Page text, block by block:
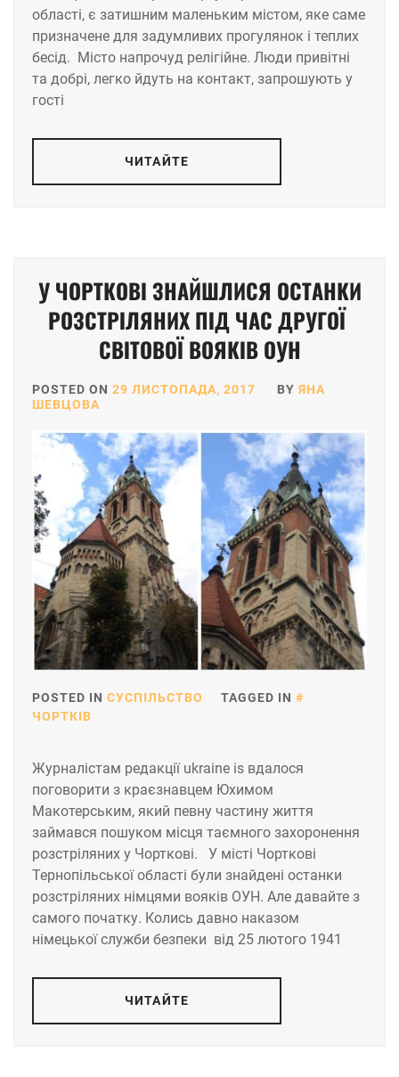
області, є затишним маленьким містом, яке саме
призначене для задумливих прогулянок і теплих
бесід. Місто напрочуд релігійне. Люди привітні
та добрі, легко йдуть на контакт, запрошують у
гості
ЧИТАЙТЕ
У ЧОРТКОВІ ЗНАЙШЛИСЯ ОСТАНКИ
РОЗСТРІЛЯНИХ ПІД ЧАС ДРУГОЇ
СВІТОВОЇ ВОЯКІВ ОУН
POSTED ON 29 ЛИСТОПАДА, 2017 BY ЯНА
ШЕВЦОВА
POSTED IN СУСПІЛЬСТВО
TAGGED IN
ЧОРТКІВ
Журналістам редакції ukraine is вдалося
поговорити з краєзнавцем Юхимом
Макотерським, який певну частину життя
займався пошуком місця таємного захоронення
розстріляних у Чорткові. У місті Чорткові
Тернопільської області були знайдені останки
розстріляних німцями вояків ОУН. Але давайте з
самого початку. Колись давно наказом
німецької служби безпеки від 25 лютого 1941
ЧИТАЙТЕ